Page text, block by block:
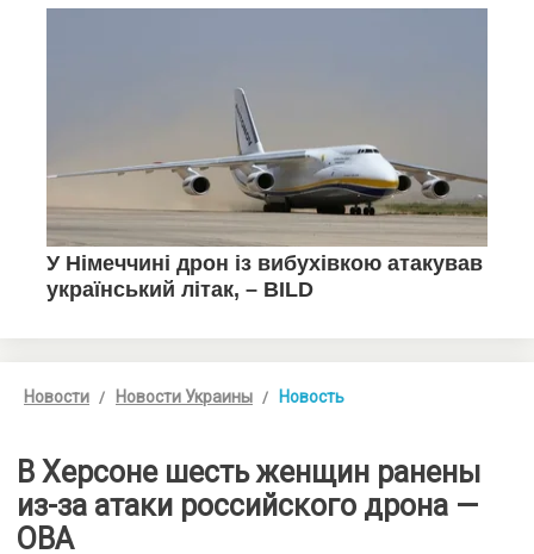
Новости Новости Украины Новость
В Херсоне шесть женщин ранены
из-за атаки российского дрона —
ОВА